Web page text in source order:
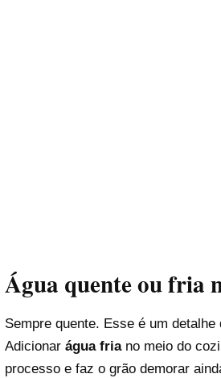
Água quente ou fria
Sempre quente. Esse é um detalhe
Adicionar água friano meio do
processo e faz o grão demorar